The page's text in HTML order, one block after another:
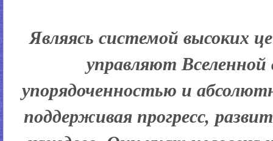
Являясь системой высоких
управляют Вселенной
упорядоченностью и
поддерживая прогресс,